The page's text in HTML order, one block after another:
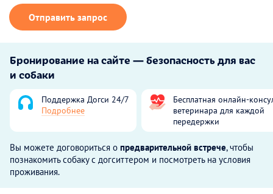
Отправить запрос
Бронирование на сайте — безопасность для вас
и собаки
Поддержка Догси 24/7
Подробнее
Бесплатная онлайн-
ветеринара для каждой
передержки
Вы можете договориться о предварительной встрече, чтобы
познакомить собаку с догситтером и посмотреть на условия
проживания.